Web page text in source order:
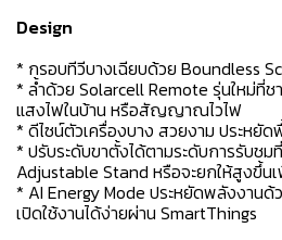
Design
* กรอบทีวีบางเฉียบด้วย Boundless
* ล้ำด้วย Solarcell Remote รุ่นใหม่ที่
แสงไฟในบ้าน หรือสัญญาณไวไฟ
* ดีไซน์ตัวเครื่องบาง สวยงาม ประหยั
* ปรับระดับขาตั้งได้ตามระดับการรับชม
Adjustable Stand หรือจะยกให้สูงขึ้น
* AI Energy Mode ประหยัดพลังงานด้ว
เปิดใช้งานได้ง่ายผ่าน SmartThings